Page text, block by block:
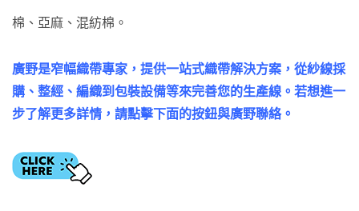
棉、亞麻、混紡棉。
廣野是窄幅織帶專家，提供一站式織帶解決方案，從紗線採
購、整經、編織到包裝設備等來完善您的生產線。若想進一
步了解更多詳情，請點擊下面的按鈕與廣野聯絡。